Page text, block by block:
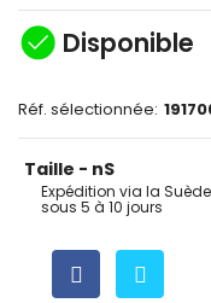
check_circle Disponible
Réf. sélectionnée:
Taille - nS
Expédition via la Suède
sous 5 à 10 jours